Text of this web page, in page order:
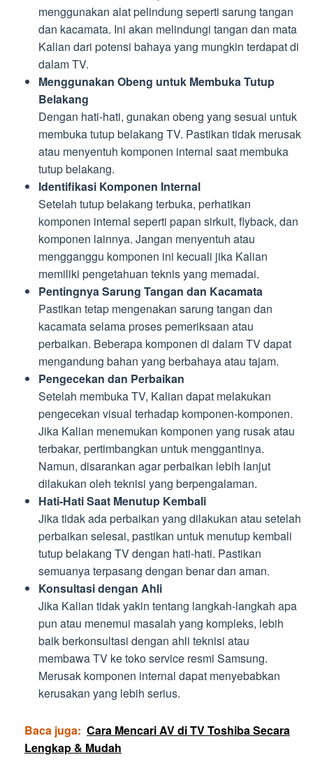
menggunakan alat pelindung seperti sarung tangan
dan kacamata. Ini akan melindungi tangan dan mata
Kalian dari potensi bahaya yang mungkin terdapat di
dalam TV.
Menggunakan Obeng untuk Membuka Tutup
Belakang
Dengan hati-hati, gunakan obeng yang sesuai untuk
membuka tutup belakang TV. Pastikan tidak merusak
atau menyentuh komponen internal saat membuka
tutup belakang.
Identifikasi Komponen Internal
Setelah tutup belakang terbuka, perhatikan
komponen internal seperti papan sirkuit, flyback, dan
komponen lainnya. Jangan menyentuh atau
mengganggu komponen ini kecuali jika Kalian
memiliki pengetahuan teknis yang memadai.
Pentingnya Sarung Tangan dan Kacamata
Pastikan tetap mengenakan sarung tangan dan
kacamata selama proses pemeriksaan atau
perbaikan. Beberapa komponen di dalam TV dapat
mengandung bahan yang berbahaya atau tajam.
Pengecekan dan Perbaikan
Setelah membuka TV, Kalian dapat melakukan
pengecekan visual terhadap komponen-komponen.
Jika Kalian menemukan komponen yang rusak atau
terbakar, pertimbangkan untuk menggantinya.
Namun, disarankan agar perbaikan lebih lanjut
dilakukan oleh teknisi yang berpengalaman.
Hati-Hati Saat Menutup Kembali
Jika tidak ada perbaikan yang dilakukan atau setelah
perbaikan selesai, pastikan untuk menutup kembali
tutup belakang TV dengan hati-hati. Pastikan
semuanya terpasang dengan benar dan aman.
Konsultasi dengan Ahli
Jika Kalian tidak yakin tentang langkah-langkah apa
pun atau menemui masalah yang kompleks, lebih
baik berkonsultasi dengan ahli teknisi atau
membawa TV ke toko service resmi Samsung.
Merusak komponen internal dapat menyebabkan
kerusakan yang lebih serius.
Baca juga: Cara Mencari AV di TV Toshiba Secara
Lengkap & Mudah